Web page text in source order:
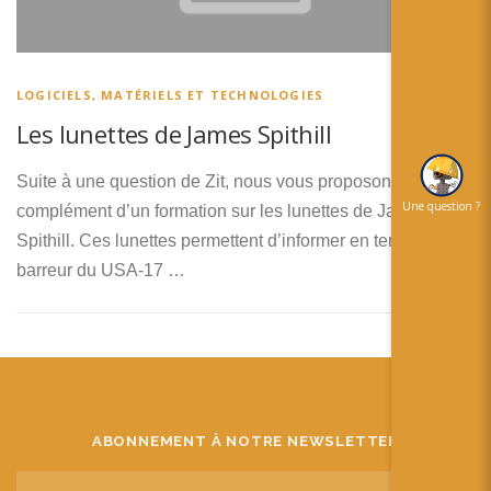
日本語
Español
LOGICIELS, MATÉRIELS ET TECHNOLOGIES
Les lunettes de James Spithill
Suite à une question de Zit, nous vous proposons un
complément d’un formation sur les lunettes de James
Spithill. Ces lunettes permettent d’informer en temps réel le
barreur du USA-17 …
ABONNEMENT À NOTRE NEWSLETTER
Une question ?